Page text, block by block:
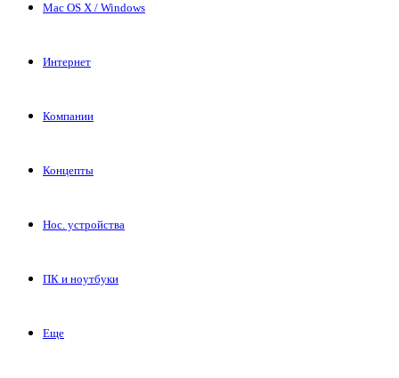
Mac OS X / Windows
Интернет
Компании
Концепты
Нос. устройства
ПК и ноутбуки
Еще